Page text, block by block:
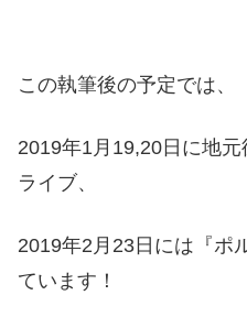
この執筆後の予定では、
2019年1月19,20日に地
ライブ、
2019年2月23日には『ポ
ています！